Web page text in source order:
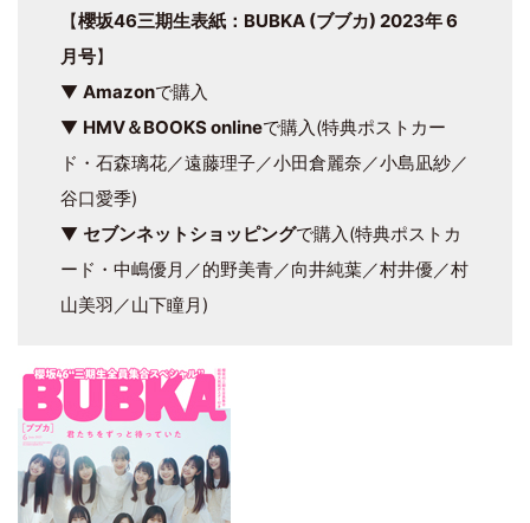
【櫻坂46三期生表紙：BUBKA (ブブカ) 2023年 6
月号】
▼ Amazonで購入
▼ HMV＆BOOKS onlineで購入(特典ポストカー
ド・石森璃花／遠藤理子／小田倉麗奈／小島凪紗／
谷口愛季)
▼ セブンネットショッピングで購入(特典ポストカ
ード・中嶋優月／的野美青／向井純葉／村井優／村
山美羽／山下瞳月)